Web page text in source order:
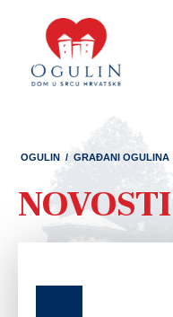
OGULIN / GRAĐANI OGULINA
NOVOSTI